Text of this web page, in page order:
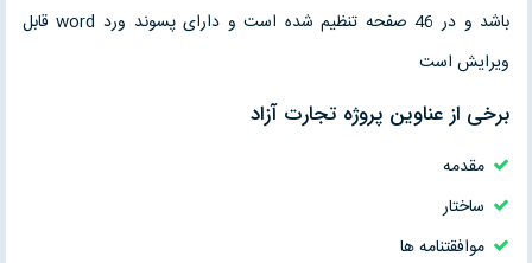
باشد و در 46 صفحه تنظیم شده است و دارای پسوند ورد word قابل
ویرایش است
برخی از عناوین پروژه تجارت آزاد
مقدمه
ساختار
موافقتنامه ها